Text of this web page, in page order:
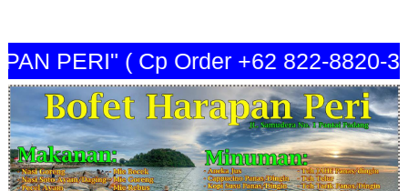
PERI" ( Cp Order +62 822-8820-